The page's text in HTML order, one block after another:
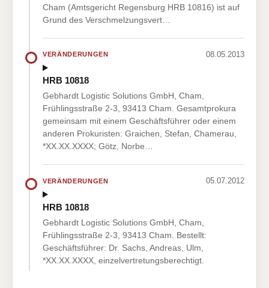
Cham (Amtsgericht Regensburg HRB 10816) ist auf
Grund des Verschmelzungsvert…
VERÄNDERUNGEN 08.05.2013
HRB 10818
Gebhardt Logistic Solutions GmbH, Cham,
Frühlingsstraße 2-3, 93413 Cham. Gesamtprokura
gemeinsam mit einem Geschäftsführer oder einem
anderen Prokuristen: Graichen, Stefan, Chamerau,
*XX.XX.XXXX; Götz, Norbe…
VERÄNDERUNGEN 05.07.2012
HRB 10818
Gebhardt Logistic Solutions GmbH, Cham,
Frühlingsstraße 2-3, 93413 Cham. Bestellt:
Geschäftsführer: Dr. Sachs, Andreas, Ulm,
*XX.XX.XXXX, einzelvertretungsberechtigt.